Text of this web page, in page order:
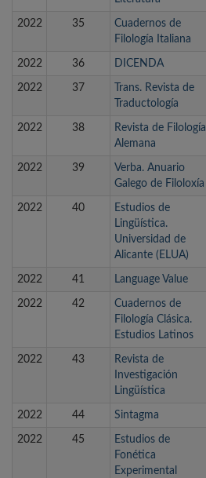
2022 35
Cuadernos de
Filología Italiana
2022 36 DICENDA
2022 37
Trans. Revista de
Traductología
2022 38
Revista de Filología
Alemana
2022 39
Verba. Anuario
Galego de Filoloxía
2022 40
Estudios de
Lingüística.
Universidad de
Alicante (ELUA)
2022 41 Language Value
2022 42
Cuadernos de
Filología Clásica.
Estudios Latinos
2022 43
Revista de
Investigación
Lingüística
2022 44 Sintagma
2022 45
Estudios de
Fonética
Experimental